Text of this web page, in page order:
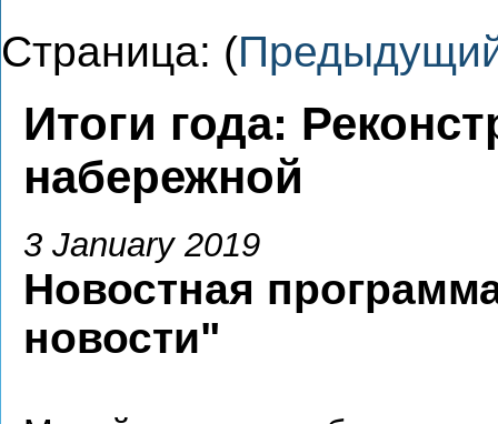
Страница: (
Итоги года:
набережной
3 January 2019
Новостная
новости"